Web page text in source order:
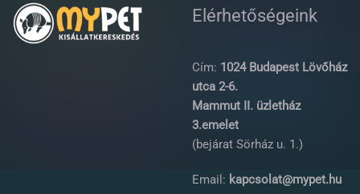
Elérhetőségeink
Cím: 1024 Budapest Lövőház
utca 2-6.
Mammut II. üzletház
3.emelet
(bejárat Sörház u. 1.)
Email: kapcsolat@mypet.hu